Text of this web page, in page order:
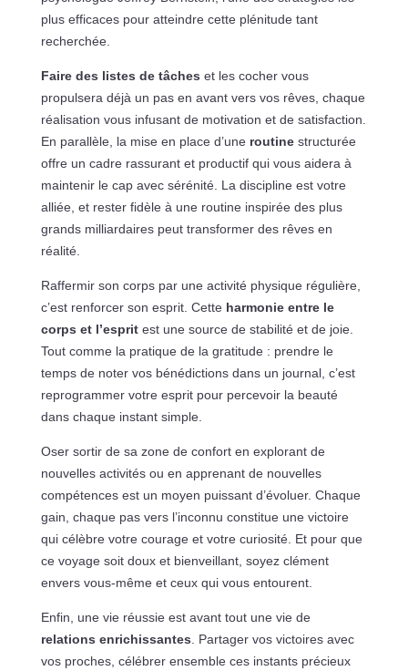
plus efficaces pour atteindre cette plénitude tant
recherchée.
Faire des listes de tâches et les cocher vous
propulsera déjà un pas en avant vers vos rêves, chaque
réalisation vous infusant de motivation et de satisfaction.
En parallèle, la mise en place d’une routinestructurée
offre un cadre rassurant et productif qui vous aidera à
maintenir le cap avec sérénité. La discipline est votre
alliée, et rester fidèle à une routine inspirée des plus
grands milliardaires peut transformer des rêves en
réalité.
Raffermir son corps par une activité physique régulière,
c’est renforcer son esprit. Cette harmonie entre le
corps et l’espritest une source de stabilité et de joie.
Tout comme la pratique de la gratitude : prendre le
temps de noter vos bénédictions dans un journal, c’est
reprogrammer votre esprit pour percevoir la beauté
dans chaque instant simple.
Oser sortir de sa zone de confort en explorant de
nouvelles activités ou en apprenant de nouvelles
compétences est un moyen puissant d’évoluer. Chaque
gain, chaque pas vers l’inconnu constitue une victoire
qui célèbre votre courage et votre curiosité. Et pour que
ce voyage soit doux et bienveillant, soyez clément
envers vous-même et ceux qui vous entourent.
Enfin, une vie réussie est avant tout une vie de
relations enrichissantes . Partager vos victoires avec
vos proches, célébrer ensemble ces instants précieux